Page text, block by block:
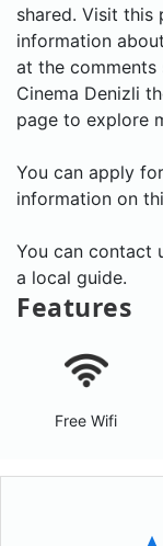
shared. Visit this
information
at the
Cinema Denizli
page to explore
You can apply
information on
You can contact
a local guide.
Features
Free Wifi